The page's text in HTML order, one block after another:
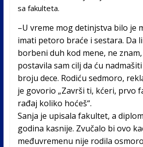
sa fakulteta.
–U vreme mog detinjstva bilo je
imati petoro braće i sestara. Da
borbeni duh kod mene, ne
postavila sam cilj da ću
broju dece. Rodiću sedmoro,
je go­vorio „Završi ti, kćeri, prvo
rađaj ko­liko hoćeš“.
Sanja je upisala fakultet, a
godina kasnije. Zvučalo bi ovo
međuvremenu nije rodila